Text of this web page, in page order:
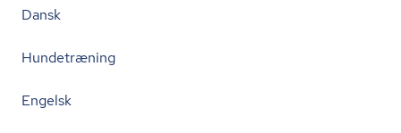
Dansk
Hundetræning
Engelsk